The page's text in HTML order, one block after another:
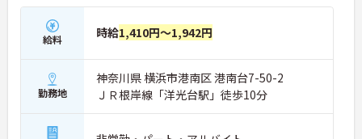
給料 時給1,410円～1,942円
勤務地
神奈川県 横浜市港南区 港南台7-50-2
ＪＲ根岸線「洋光台駅」徒歩10分